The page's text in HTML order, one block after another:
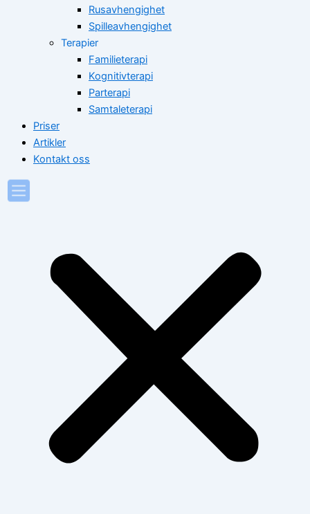
Rusavhengighet
Spilleavhengighet
Terapier
Familieterapi
Kognitivterapi
Parterapi
Samtaleterapi
Priser
Artikler
Kontakt oss